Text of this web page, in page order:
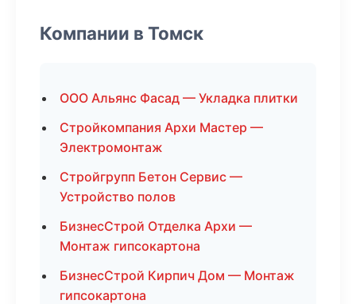
Компании в Томск
ООО Альянс Фасад — Укладка плитки
Стройкомпания Архи Мастер —
Электромонтаж
Стройгрупп Бетон Сервис —
Устройство полов
БизнесСтрой Отделка Архи —
Монтаж гипсокартона
БизнесСтрой Кирпич Дом — Монтаж
гипсокартона